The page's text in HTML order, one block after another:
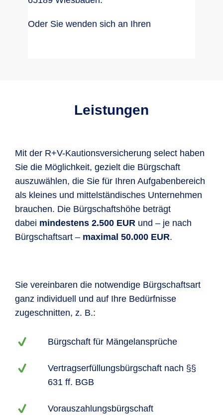
Oder Sie wenden sich an Ihren
Leistungen
Mit der R+V-Kautionsversicherung select haben
Sie die Möglichkeit, gezielt die Bürgschaft
auszuwählen, die Sie für Ihren Aufgabenbereich
als kleines und mittelständisches Unternehmen
brauchen. Die Bürgschaftshöhe beträgt
dabei mindestens 2.500 EUR und – je nach
Bürgschaftsart – maximal 50.000 EUR.
Sie vereinbaren die notwendige Bürgschaftsart
ganz individuell und auf Ihre Bedürfnisse
zugeschnitten, z. B.:
Bürgschaft für Mängelansprüche
Vertragserfüllungsbürgschaft nach §§
631 ff. BGB
Vorauszahlungsbürgschaft